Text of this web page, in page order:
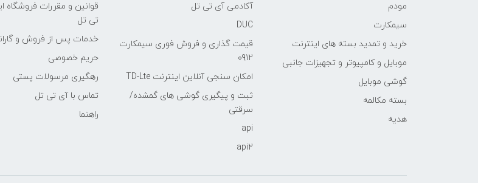
مودم
سیمکارت
خرید و تمدید بسته های اینترنت
موبایل و کامپیوتر و تجهیزات جانبی
گوشی موبایل
بسته مکالمه
هدیه
آکادمی آی تی تل
DUC
قیمت گذاری و فروش فوری سیمکارت
0912
امکان سنجی آنلاین اینترنت TD-Lte
ثبت و پیگیری گوشی های گمشده/
سرقتی
api
api2
قوانین و مقررات فروشگاه
تی تل
خدمات پس از فروش و
حریم خصوصی
رهگیری مرسولات پستی
تماس با آی تی تل
راهنما